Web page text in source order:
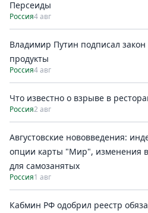
Персеиды
Россия4 авг
Владимир Путин подписал
продукты
Россия4 авг
Что известно о взрыве в
Россия2 авг
Августовские нововведения:
опции карты "Мир", изменения
для самозанятых
Россия1 авг
Кабмин РФ одобрил реестр